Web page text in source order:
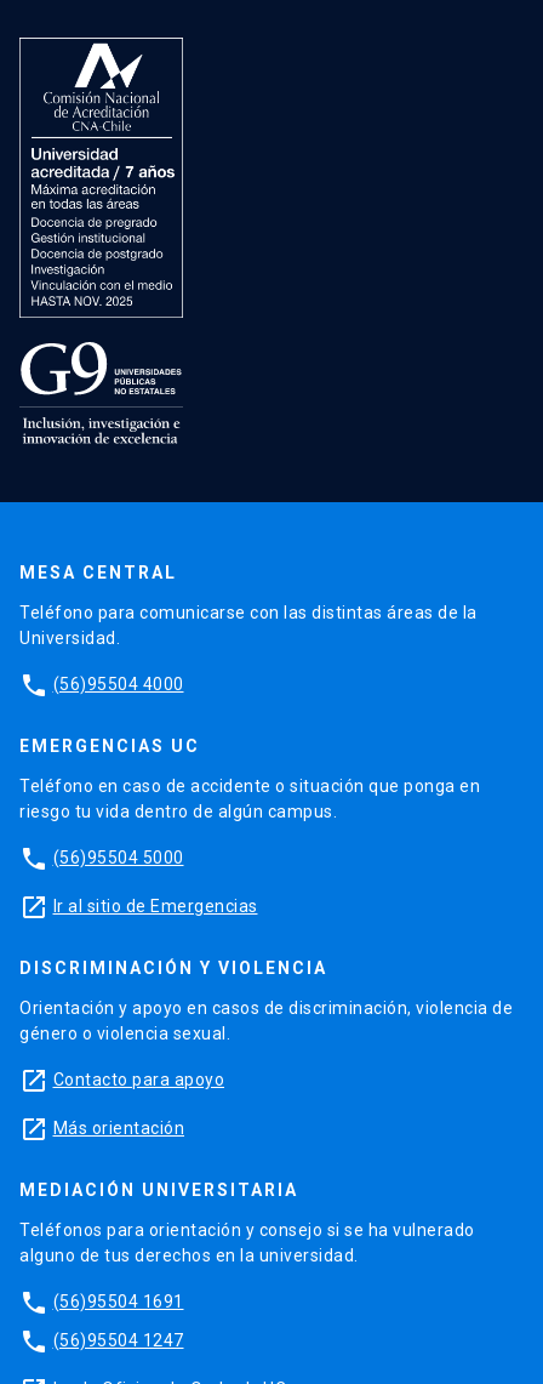
MESA CENTRAL
Teléfono para comunicarse con las distintas áreas de la
Universidad.
phone (56)95504 4000
EMERGENCIAS UC
Teléfono en caso de accidente o situación que ponga en
riesgo tu vida dentro de algún campus.
phone (56)95504 5000
launch Ir al sitio de Emergencias
DISCRIMINACIÓN Y VIOLENCIA
Orientación y apoyo en casos de discriminación, violencia de
género o violencia sexual.
launch Contacto para apoyo
launch Más orientación
MEDIACIÓN UNIVERSITARIA
Teléfonos para orientación y consejo si se ha vulnerado
alguno de tus derechos en la universidad.
phone (56)95504 1691
phone (56)95504 1247